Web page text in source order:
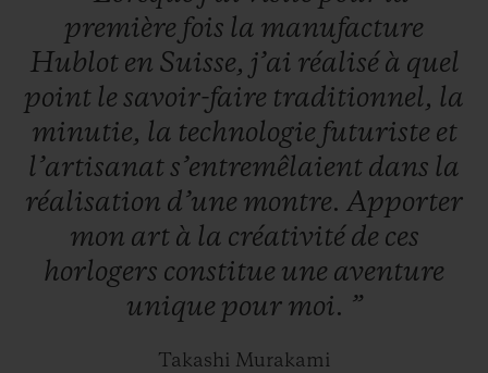
Les horlogers de Nyon ont installé leur
calibre manufacture Unico dans le boîtier
au design emblématique de la Classic
Fusion, un mouvement offrant une réserve
de marche de 72 heures. Première
collaboration entre Hublot et l’artiste
japonais, la Classic Fusion Takashi
Murakami sera rapidement un vrai
collector puisqu’elle est limitée à seulement
première fois la manufacture
Hublot en Suisse, j’ai réalisé à quel
point le savoir-faire traditionnel, la
minutie, la technologie futuriste et
l’artisanats’entremêlaient dans la
réalisation d’une montre. Apporter
mon art à la créativité de ces
horlogers constitue une aventure
unique pour moi. ”
Takashi Murakami